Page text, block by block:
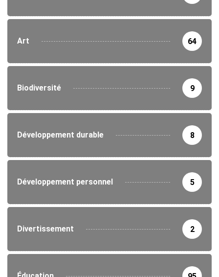
Art 64
Biodiversité 9
Développement durable 8
Développement personnel 5
Divertissement 2